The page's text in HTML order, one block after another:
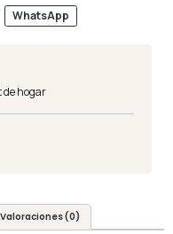
WhatsApp
de hogar
Valoraciones (0)